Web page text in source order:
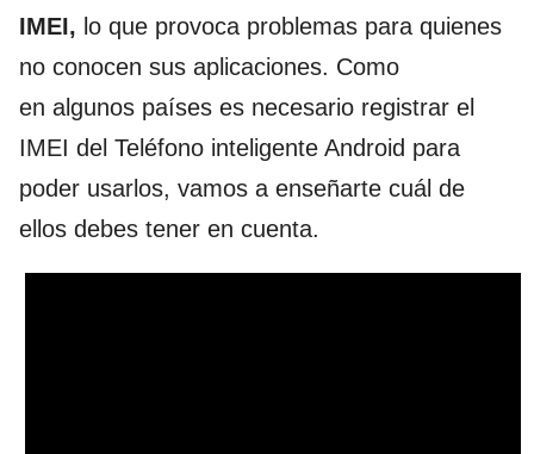
IMEI, lo que provoca problemas para quienes
no conocen sus aplicaciones. Como
en algunos países es necesario registrar el
IMEI del Teléfono inteligente Android para
poder usarlos, vamos a enseñarte cuál de
ellos debes tener en cuenta.